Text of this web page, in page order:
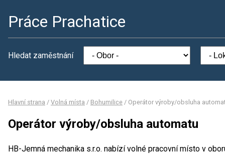
Práce Prachatice
Hledat zaměstnání
Hlavní strana / Volná místa / Bohumilice / Operátor výroby/obsluha
Operátor výroby/obsluha automatu
HB-Jemná mechanika s.r.o. nabízí volné pracovní místo v